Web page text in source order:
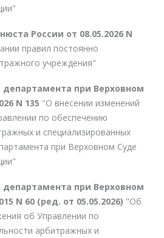
России от 08.05.2026 N
правил постоянно
учреждения"
департамента при Верховном
N 135 "О внесении изменений
по обеспечению
и специализированных
при Верховном Суде
департамента при Верховном
N 60 (ред. от 05.05.2026) "Об
об Управлении по
арбитражных и